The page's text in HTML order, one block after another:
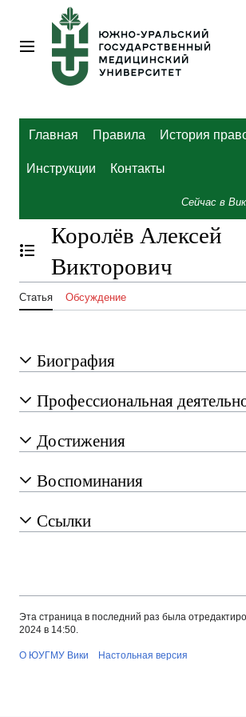
содержанию
Главное меню
Главная Правила История
Инструкции Контакты
Сейчас в
Отобразить/Скрыть содержание
Королёв Алексей
Викторович
Статья Обсуждение
Биография
Профессиональная
Достижения
Воспоминания
Ссылки
Эта страница в последний раз была
2024 в 14:50.
О ЮУГМУ Вики Настольная версия